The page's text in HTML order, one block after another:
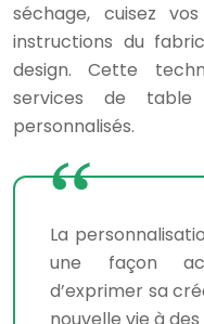
séchage, cuisez
instructions du
design. Cette
services de table
personnalisés.
La
une façon
d’exprimer sa